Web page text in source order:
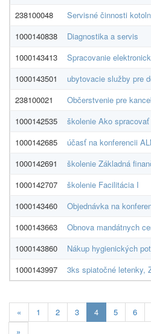
238100048
Servisné činnosti
1000140838
Diagnostika a servis
1000143413
Spracovanie
1000143501
ubytovacie služby pre
238100021
Občerstvenie pre
1000142535
školenie Ako
1000142685
účasť na konferencii
1000142691
školenie Základná
1000142707
školenie Facilitácia I
1000143460
Objednávka na
1000143663
Obnova mandátnych
1000143860
Nákup hygienických
1000143997
3ks spiatočné letenky,
« 1 2 3 4Aktualna-
stranka
5 6
»